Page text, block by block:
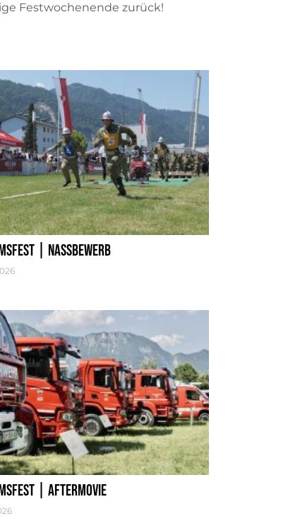
Festwochenende zurück!
| Nassbewerb
| Aftermovie